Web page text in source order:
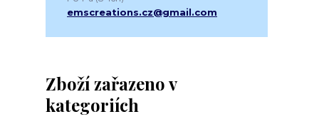
Zboží zařazeno v
kategoriích
emscreations.cz@gmail.com